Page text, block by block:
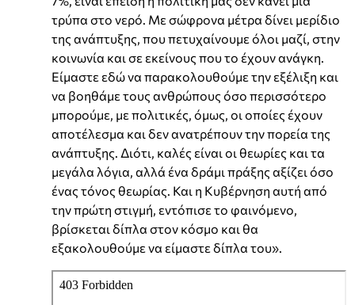
τρύπα στο νερό. Με σώφρονα μέτρα δίνει μερίδιο
της ανάπτυξης, που πετυχαίνουμε όλοι μαζί, στην
κοινωνία και σε εκείνους που το έχουν ανάγκη.
Είμαστε εδώ να παρακολουθούμε την εξέλιξη και
να βοηθάμε τους ανθρώπους όσο περισσότερο
μπορούμε, με πολιτικές, όμως, οι οποίες έχουν
αποτέλεσμα και δεν ανατρέπουν την πορεία της
ανάπτυξης. Διότι, καλές είναι οι θεωρίες και τα
μεγάλα λόγια, αλλά ένα δράμι πράξης αξίζει όσο
ένας τόνος θεωρίας. Και η Κυβέρνηση αυτή από
την πρώτη στιγμή, εντόπισε το φαινόμενο,
βρίσκεται δίπλα στον κόσμο και θα
εξακολουθούμε να είμαστε δίπλα του».